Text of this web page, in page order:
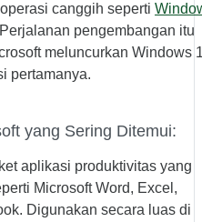
canggih seperti
pengembangan itu
meluncurkan Windows
pertamanya.
yang Sering Ditemui:
aplikasi produktivitas yang
Microsoft Word, Excel,
Digunakan secara luas di